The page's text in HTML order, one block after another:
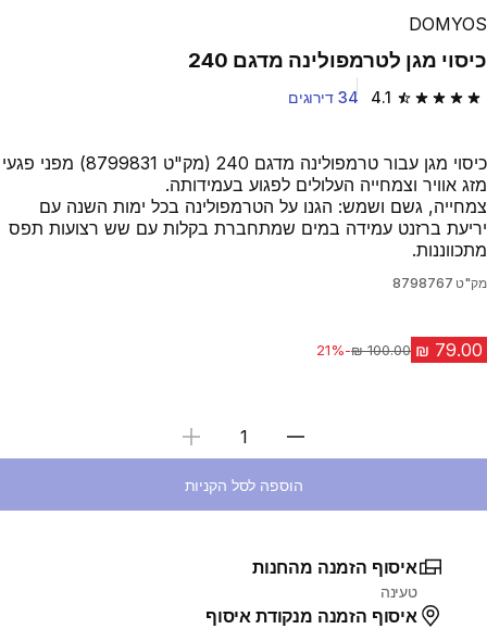
DOMYOS
כיסוי מגן לטרמפולינה מדגם 240
4.1 4.1 out of 5 stars from 34 reviews 34 דירוגים
כיסוי מגן עבור טרמפולינה מדגם 240 (מק"ט 8799831) מפני פגעי
מזג אוויר וצמחייה העלולים לפגוע בעמידותה.
צמחייה, גשם ושמש: הגנו על הטרמפולינה בכל ימות השנה עם
יריעת ברזנט עמידה במים שמתחברת בקלות עם שש רצועות תפס
מתכווננות.
מק"ט 8798767
מחיר לפני הנחה
-21%
בחירת כמות
הוספה לסל הקניות
איסוף הזמנה מהחנות
טעינה
איסוף הזמנה מנקודת איסוף